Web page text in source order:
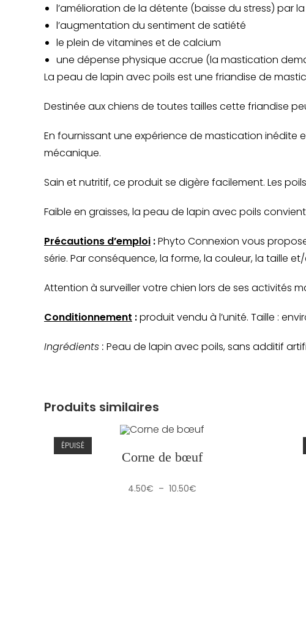
l’amélioration de la détente (baisse du stress) par
l’augmentation du sentiment de satiété
le plein de vitamines et de calcium
une dépense physique accrue (la mastication
La peau de lapin avec poils est une friandise de
Destinée aux chiens de toutes tailles cette friandise
En fournissant une expérience de mastication
mécanique.
Sain et nutritif, ce produit se digère facilement. Les
Faible en graisses, la peau de lapin avec poils
Précautions d’emploi :Phyto Connexion vous
série. Par conséquence, la forme, la couleur, la taille
Attention à surveiller votre chien lors de ses activités
Conditionnement :produit vendu à l’unité. Taille :
Ingrédients : Peau de lapin avec poils, sans additif
Produits similaires
ÉPUISÉ
Corne de bœuf
4.50€ – 10.50€